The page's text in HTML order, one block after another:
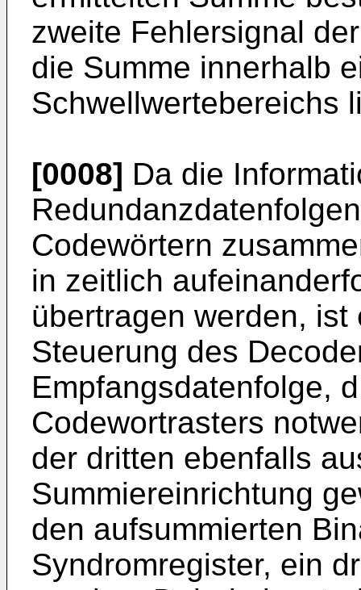
zweite Fehlersignal
die Summe innerhalb
Schwellwertebereichs
[0008] Da die
Codewörtern
in zeitlich
übertragen werden,
Steuerung des
Empfangsdatenfolge,
Codewortrasters
der dritten ebenfalls
Summiereinrichtung
den aufsummierten
Syndromregister, ein